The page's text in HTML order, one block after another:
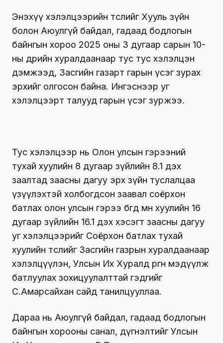
Энэхүү хэлэлцээрийн төслийг Хууль зүйн
болон Аюулгүй байдал, гадаад бодлогын
байнгын хороо 2025 оны 3 дугаар сарын 10-
ны өдрийн хуралдаанаар тус тус хэлэлцэн
дэмжээд, Засгийн газарт гарын үсэг зурах
эрхийг олгосон байна. Ингэснээр уг
хэлэлцээрт талууд гарын үсэг зуржээ.
Тус хэлэлцээр нь Олон улсын гэрээний
тухай хуулийн 8 дугаар зүйлийн 8.1 дэх
заалтад заасны дагуу эрх зүйн туслалцаа
үзүүлэхтэй холбогдсон заавал соёрхон
батлах олон улсын гэрээ бөгөөд мөн хуулийн 16
дугаар зүйлийн 16.1 дэх хэсэгт заасны дагуу
уг хэлэлцээрийг Соёрхон батлах тухай
хуулийн төслийг Засгийн газрын хуралдаанаар
хэлэлцүүлэн, Улсын Их Хуралд өргөн мэдүүлж
батлуулах зохицуулалттай гэдгийг
С.Амарсайхан сайд танилцууллаа.
Дараа нь Аюулгүй байдал, гадаад бодлогын
байнгын хорооны санал, дүгнэлтийг Улсын